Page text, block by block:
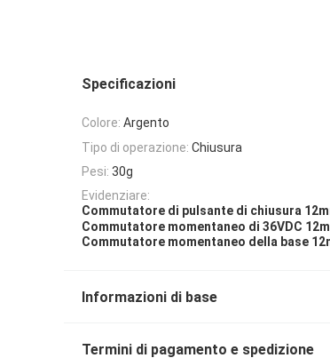
Specificazioni
Colore: Argento
Tipo di operazione: Chiusura
Pesi: 30g
Evidenziare:
Commutatore di pulsante di chiusura
Commutatore momentaneo di 36VDC
Commutatore momentaneo della base
Informazioni di base
Termini di pagamento e spedizione